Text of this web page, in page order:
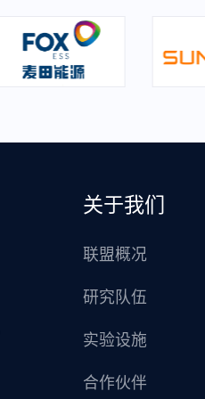
关于我们
联盟概况
研究队伍
实验设施
合作伙伴